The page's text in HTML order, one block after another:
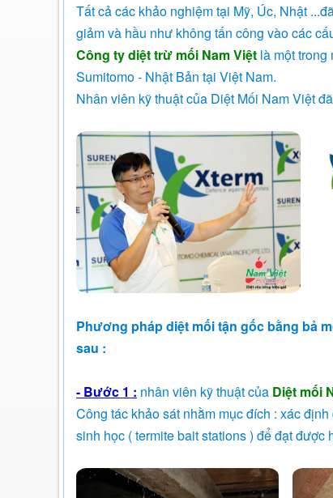
Tất cả các khảo nghiệm tại Mỹ, Úc, Nhật
giảm và hầu như không tấn công vào các
Công ty diệt trừ mối Nam Việt là một
Sumitomo - Nhật Bản tại Việt Nam.
Nhân viên kỹ thuật của Diệt Mối Nam Việt
Phương pháp diệt mối tận gốc bằng bả
sau :
- Bước 1 : nhân viên kỹ thuật của Diệt mối
Công tác khảo sát nhằm mục đích : xác
sinh học ( termite bait stations ) để đạt được